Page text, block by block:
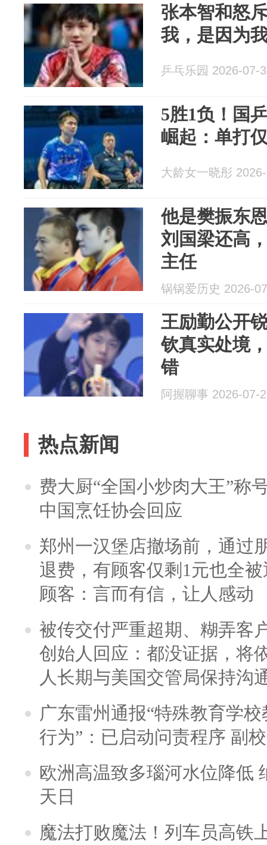
张本智和怒
我，是因为
乒乓乐园 2026-07-
5胜1负！国
崛起：单打
大龄女一晓彤
他是樊振东
刘国梁还高
主任
锅锅爱历史 2026-
王励勤公开
钦真实处境
错
阿握聊事 2026-07-
热点新闻
费大厨“全国小炒肉大王”称
中国烹饪协会回应
郑州一汉堡店撤场前，通过
退费，有顾客仅剩1元也全
顾客：言而有信，让人感动
被传交付严重超期、糊弄客
创始人回应：都没证据，将
人长期与美国交管局保持沟
广东雷州通报“特殊教育学
行为”：已启动问责程序 副
欧洲高温致多瑙河水位降低
天日
魔法打败魔法！列车员高铁